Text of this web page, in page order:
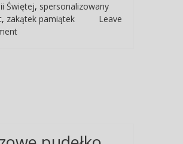
Świętej, spersonalizowany
, zakątek pamiątek
Leave